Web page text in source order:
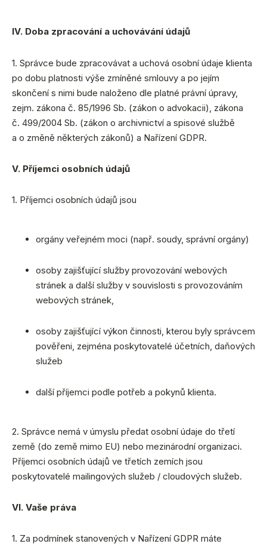
IV. Doba zpracování a uchovávání údajů
1. Správce bude zpracovávat a uchová osobní údaje klienta
po dobu platnosti výše zmíněné smlouvy a po jejím
skončení s nimi bude naloženo dle platné právní úpravy,
zejm. zákona č. 85/1996 Sb. (zákon o advokacii), zákona
č. 499/2004 Sb. (zákon o archivnictví a spisové službě
a o změně některých zákonů) a Nařízení GDPR.
V. Příjemci osobních údajů
1. Příjemci osobních údajů jsou
orgány veřejném moci (např. soudy, správní orgány)
osoby zajišťující služby provozování webových
stránek a další služby v souvislosti s provozováním
webových stránek,
osoby zajišťující výkon činnosti, kterou byly správcem
pověřeni, zejména poskytovatelé účetních, daňových
služeb
další příjemci podle potřeb a pokynů klienta.
2. Správce nemá v úmyslu předat osobní údaje do třetí
země (do země mimo EU) nebo mezinárodní organizaci.
Příjemci osobních údajů ve třetích zemích jsou
poskytovatelé mailingových služeb / cloudových služeb.
VI. Vaše práva
1. Za podmínek stanovených v Nařízení GDPR máte